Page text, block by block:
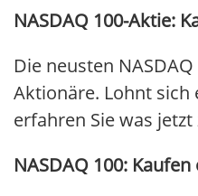
NASDAQ 100-Aktie:
Die neusten
Aktionäre. Lohnt sich
erfahren Sie was
NASDAQ 100: